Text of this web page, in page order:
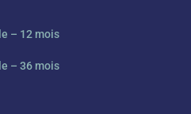
– 12 mois
– 36 mois